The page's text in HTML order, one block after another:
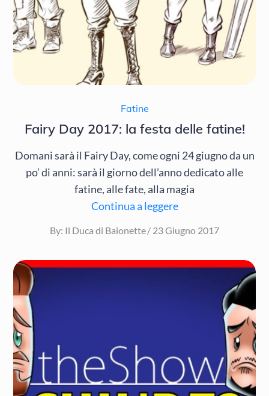
Fatine
Fairy Day 2017: la festa delle fatine!
Domani sarà il Fairy Day, come ogni 24 giugno da un
po’ di anni: sarà il giorno dell’anno dedicato alle
fatine, alle fate, alla magia
Continua a leggere
By: Il Duca di Baionette
Posted
23 Giugno 2017